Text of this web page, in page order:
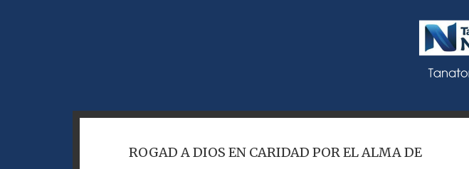
ROGAD A DIOS EN CARIDAD POR EL ALMA DE